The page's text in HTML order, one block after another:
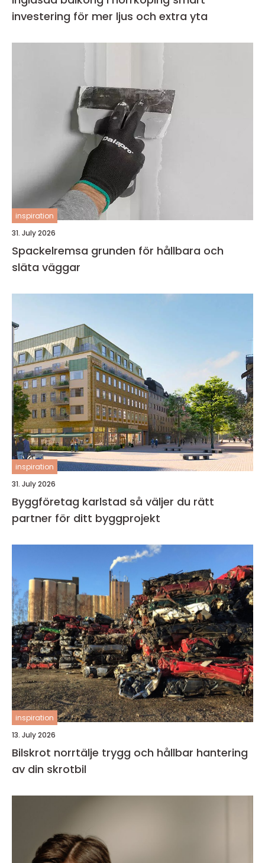
investering för mer ljus och extra yta
inspiration
31. July 2026
Spackelremsa grunden för hållbara och
släta väggar
inspiration
31. July 2026
Byggföretag karlstad så väljer du rätt
partner för ditt byggprojekt
inspiration
13. July 2026
Bilskrot norrtälje trygg och hållbar hantering
av din skrotbil